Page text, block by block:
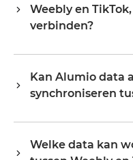
Weebly en
verbinden?
verbonden zijn, breid je
ERP, PIM, WMS, CRM of
hergebruikt in plaats van
Organisaties starten
integraties en schalen op
Kan Alumio data
synchroniseren
afhankelijk van hoe je de
Welke data kan